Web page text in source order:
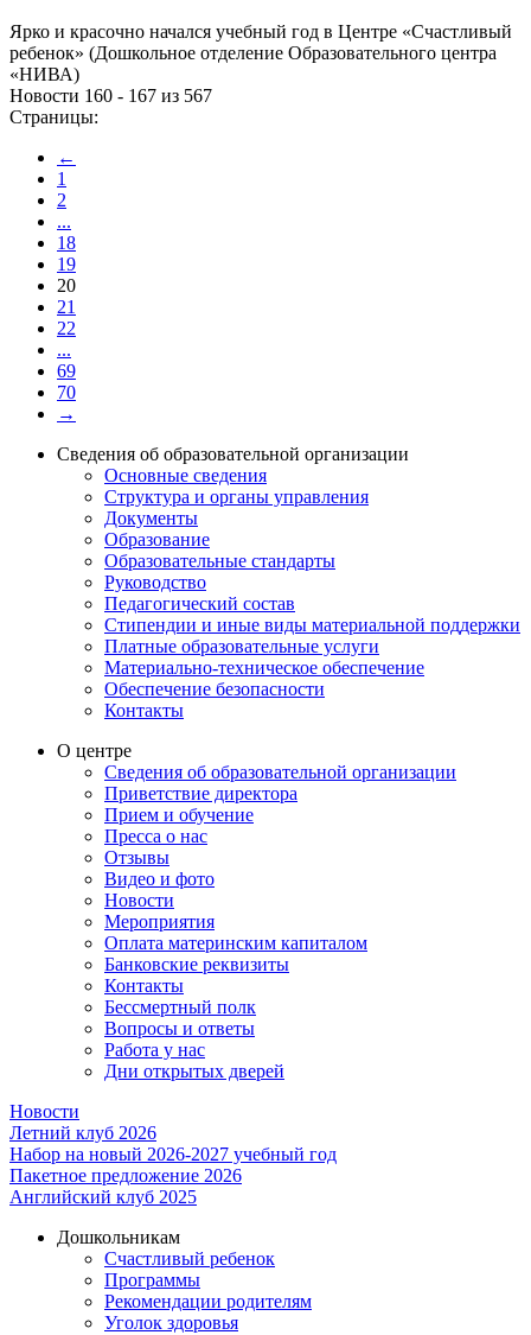
Ярко и красочно начался учебный год в Центре «Счастливый
ребенок» (Дошкольное отделение Образовательного центра
«НИВА)
Новости 160 - 167 из 567
Страницы:
←
1
2
...
18
19
20
21
22
...
69
70
→
Сведения об образовательной организации
Основные сведения
Структура и органы управления
Документы
Образование
Образовательные стандарты
Руководство
Педагогический состав
Стипендии и иные виды материальной поддержки
Платные образовательные услуги
Материально-техническое обеспечение
Обеспечение безопасности
Контакты
О центре
Сведения об образовательной организации
Приветствие директора
Прием и обучение
Пресса о нас
Отзывы
Видео и фото
Новости
Мероприятия
Оплата материнским капиталом
Банковские реквизиты
Контакты
Бессмертный полк
Вопросы и ответы
Работа у нас
Дни открытых дверей
Новости
Летний клуб 2026
Набор на новый 2026-2027 учебный год
Пакетное предложение 2026
Английский клуб 2025
Дошкольникам
Счастливый ребенок
Программы
Рекомендации родителям
Уголок здоровья